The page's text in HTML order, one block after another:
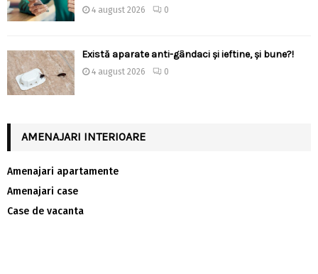
4 august 2026 0
Există aparate anti-gândaci și ieftine, și bune?!
4 august 2026 0
AMENAJARI INTERIOARE
Amenajari apartamente
Amenajari case
Case de vacanta